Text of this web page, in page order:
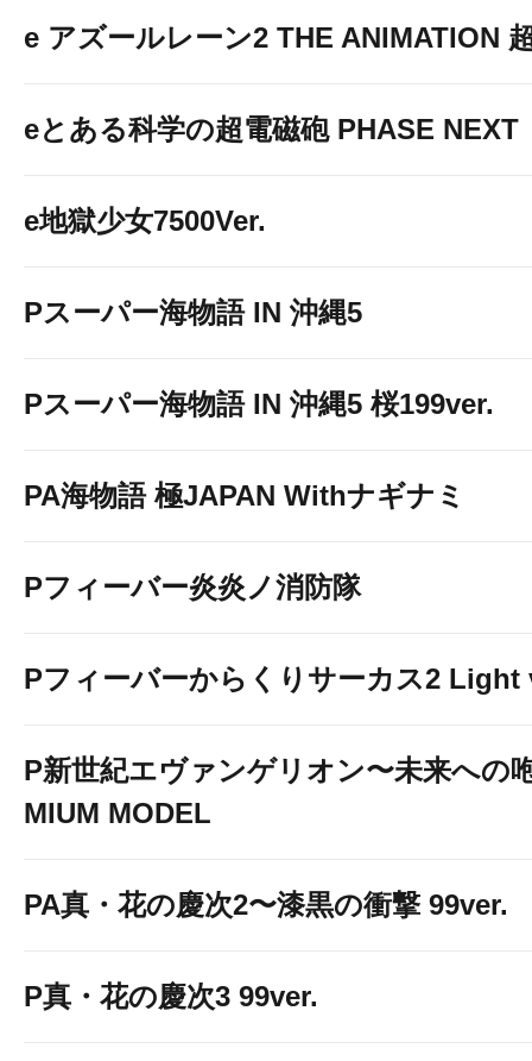
e アズールレーン2 THE ANIMATION
eとある科学の超電磁砲 PHASE NEXT
e地獄少女7500Ver.
Pスーパー海物語 IN 沖縄5
Pスーパー海物語 IN 沖縄5 桜199ver.
PA海物語 極JAPAN Withナギナミ
Pフィーバー炎炎ノ消防隊
Pフィーバーからくりサーカス2 Light
P新世紀エヴァンゲリオン〜未来への
MIUM MODEL
PA真・花の慶次2〜漆黒の衝撃 99ver.
P真・花の慶次3 99ver.